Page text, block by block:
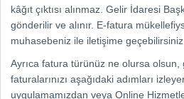
kâğıt çıktısı alınmaz. Gelir İdaresi
gönderilir ve alınır. E-fatura
muhasebeniz ile iletişime geçebilirsiniz.
Ayrıca fatura türünüz ne olursa olsun,
faturalarınızı aşağıdaki adımları
uygulamamızdan veya Online